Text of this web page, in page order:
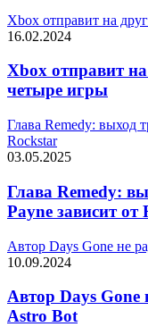
Xbox отправит на
16.02.2024
Xbox отправит
четыре игры
Глава Remedy: выход
Rockstar
03.05.2025
Глава Remedy:
Payne зависит от
Автор Days Gone не
10.09.2024
Автор Days Gone
Astro Bot